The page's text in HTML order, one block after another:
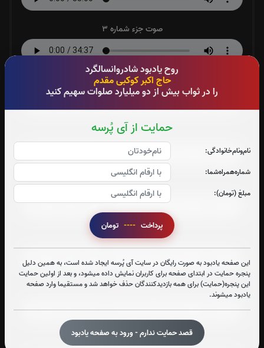
روح یادبود شادروانسالگرد
حاج اکبر کوکبی مقدم
را در ثواب بیش از دو میلیارد صلوات سهیم کنید
حمایت از آی پُرسه
نام‌و‌نام‌خانوادگی:
شماره‌همراه‌شما:
مبلغ (تومان):
پرداخت ----
این صفحه یادبود به صورت رایگان در سایت آی پُرسه ایجاد شده است، به همین دلیل
پنجره حمایت در ابتدای صفحه برای کاربران نمایش داده میشود، و بعد از اولین حمایت
این پنجره(حمایت) برای همه بازدیدکنندگان حذف خواهد شد و مستقیما وارد صفحه
یادبود میشوند.
قصد حمایت ندارم - ورود به صفحه یادبود
صوت جزء شماره 3
صوت جزء شماره 4
صوت جزء شماره 5
صوت جزء شماره 6
صوت جزء شماره 7
صوت جزء شماره 8
صوت جزء شماره 9